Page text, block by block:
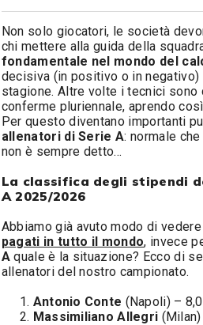
Non solo giocatori, le società
chi mettere alla guida della
fondamentale nel mondo del
decisiva (in positivo o in
stagione. Altre volte i tecnici
conferme pluriennale, aprendo
Per questo diventano importanti
allenatori di Serie A: normale
non è sempre detto...
La classifica degli stipendi
A 2025/2026
Abbiamo già avuto modo di
pagati in tutto il mondo, invece
A quale è la situazione? Ecco di
allenatori del nostro campionato.
Antonio Conte (Napoli) –
Massimiliano Allegri